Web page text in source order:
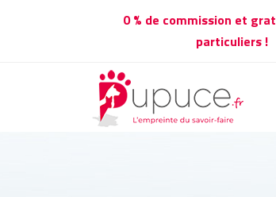
0 % de commission et
particuliers !